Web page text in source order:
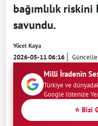
bağımlılık
savundu.
Yücel Kaya
2026-05-11 06:16
Milli İradenin
Türkiye ve
Google listenize
⭐ Bizi